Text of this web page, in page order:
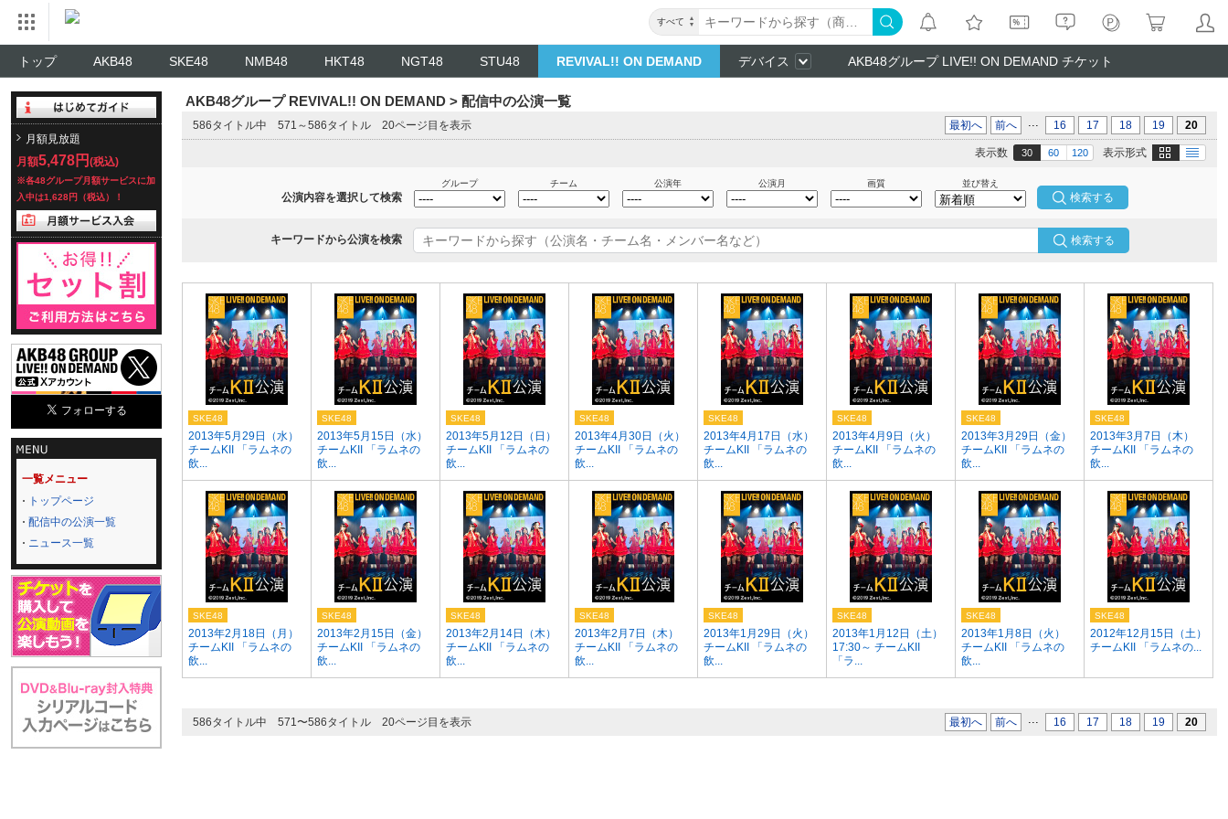
すべて
トップ AKB48 SKE48 NMB48 HKT48 NGT48 STU48 REVIVAL!! ON DEMAND デバイス AKB48グループ LIVE!! ON DEMAND チケット
月額見放題
月額5,478円 (税込)
※各48グループ月額サービスに加
入中は1,628円（税込）！
一覧メニュー
トップページ
配信中の公演一覧
ニュース一覧
AKB48グループ REVIVAL!! ON DEMAND > 配信中の公演一覧
586タイトル中 571～586タイトル 20ページ目を表示 最初へ 前へ ... 16 17 18 19 20
表示形式 画像 テキスト
表示数 30 60 120
公演内容を選択して検索
グループ チーム 公演年 公演月 画質 並び替え
キーワードから公演を検索 検索する
2013年5月29日（水）
チームKII 「ラムネの
飲...
SKE48
2013年5月15日（水）
チームKII 「ラムネの
飲...
SKE48
2013年5月12日（日）
チームKII 「ラムネの
飲...
SKE48
2013年4月30日（火）
チームKII 「ラムネの
飲...
SKE48
2013年4月17日（水）
チームKII 「ラムネの
飲...
SKE48
2013年4月9日（火）
チームKII 「ラムネの
飲...
SKE48
2013年3月29日（金）
チームKII 「ラムネの
飲...
SKE48
2013年3月7日（木）
チームKII 「ラムネの
飲...
SKE48
2013年2月18日（月）
チームKII 「ラムネの
飲...
SKE48
2013年2月15日（金）
チームKII 「ラムネの
飲...
SKE48
2013年2月14日（木）
チームKII 「ラムネの
飲...
SKE48
2013年2月7日（木）
チームKII 「ラムネの
飲...
SKE48
2013年1月29日（火）
チームKII 「ラムネの
飲...
SKE48
2013年1月12日（土）
17:30～ チームKII
「ラ...
SKE48
2013年1月8日（火）
チームKII 「ラムネの
飲...
SKE48
2012年12月15日（土）
チームKII 「ラムネの...
SKE48
586タイトル中 571〜586タイトル 20ページ目を表示 最初へ 前へ ... 16 17 18 19 20